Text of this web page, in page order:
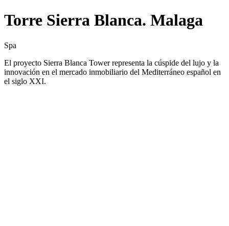
Torre Sierra Blanca. Malaga
Spa
El proyecto Sierra Blanca Tower representa la cúspide del lujo y la
innovación en el mercado inmobiliario del Mediterráneo español en
el siglo XXI.